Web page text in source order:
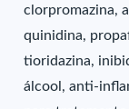
clorpromazina,
quinidina,
tioridazina,
álcool, anti-